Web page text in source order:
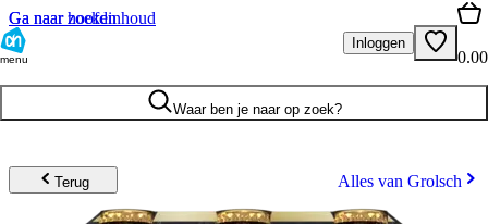
Ga naar hoofdinhoud
Ga naar zoeken
menu
Inloggen
0.00
Waar ben je naar op zoek?
Terug Alles van Grolsch